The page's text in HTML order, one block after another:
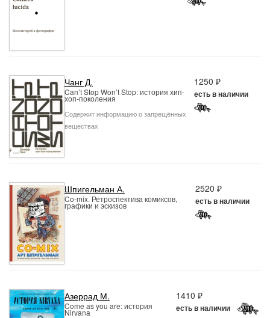
Чанг Д.
Can’t Stop Won’t Stop: история хип-
хоп-поколения
Содержит информацию о запрещённых
веществах
1250 ₽
есть в наличии
Шпигельман А.
Co-mix. Ретроспектива комиксов,
графики и эскизов
2520 ₽
есть в наличии
Азеррад М.
Come as you are: история
Nirvana
1410 ₽
есть в наличии